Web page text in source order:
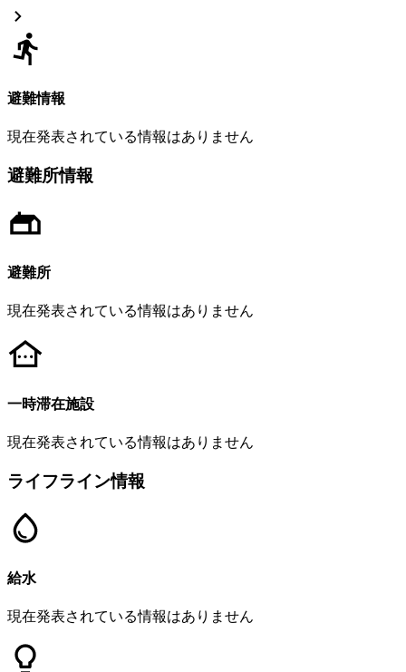
避難情報
現在発表されている情報はありません
避難所情報
避難所
現在発表されている情報はありません
一時滞在施設
現在発表されている情報はありません
ライフライン情報
給水
現在発表されている情報はありません